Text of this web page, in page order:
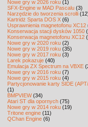
Nowe gry w 2026 roku (1)
SFX-Engine w MAD Pascalu (3)
Narzędzie do tworzenia scrolli
Kartridż Sparta DOS X (6)
Usprawnienia magnetofonu XC12
Konserwacja stacji dysków 1050
Konserwacja magnetofonu XC12
Nowe gry w 2020 roku (2)
Nowe gry w 2019 roku (35)
Nowe gry w 2017 roku (3)
Larek pokazuje (40)
Emulacja ZX Spectrum na VBXE
Nowe gry w 2016 roku (7)
Nowe gry w 2015 roku (4)
Partycjonowanie karty SIDE
(1)
BMPVIEW(34)
Atari ST dla opornych (75)
Nowe gry w 2014 roku (19)
Tritone engine (11)
QChan Engine (6)